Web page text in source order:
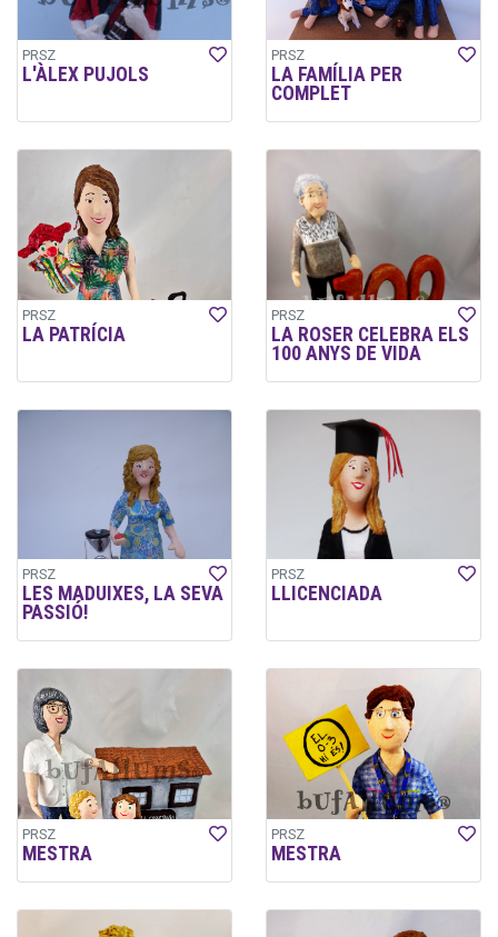
PRSZ
L'ÀLEX PUJOLS
PRSZ
LA FAMÍLIA PER
COMPLET
PRSZ
LA PATRÍCIA
PRSZ
LA ROSER CELEBRA ELS
100 ANYS DE VIDA
PRSZ
LES MADUIXES, LA SEVA
PASSIÓ!
PRSZ
LLICENCIADA
PRSZ
MESTRA
PRSZ
MESTRA